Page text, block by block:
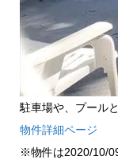
駐車場や、プール
物件詳細ページ
※物件は2020/10/